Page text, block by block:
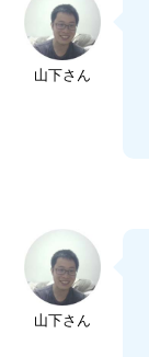
山下さん
山下さん